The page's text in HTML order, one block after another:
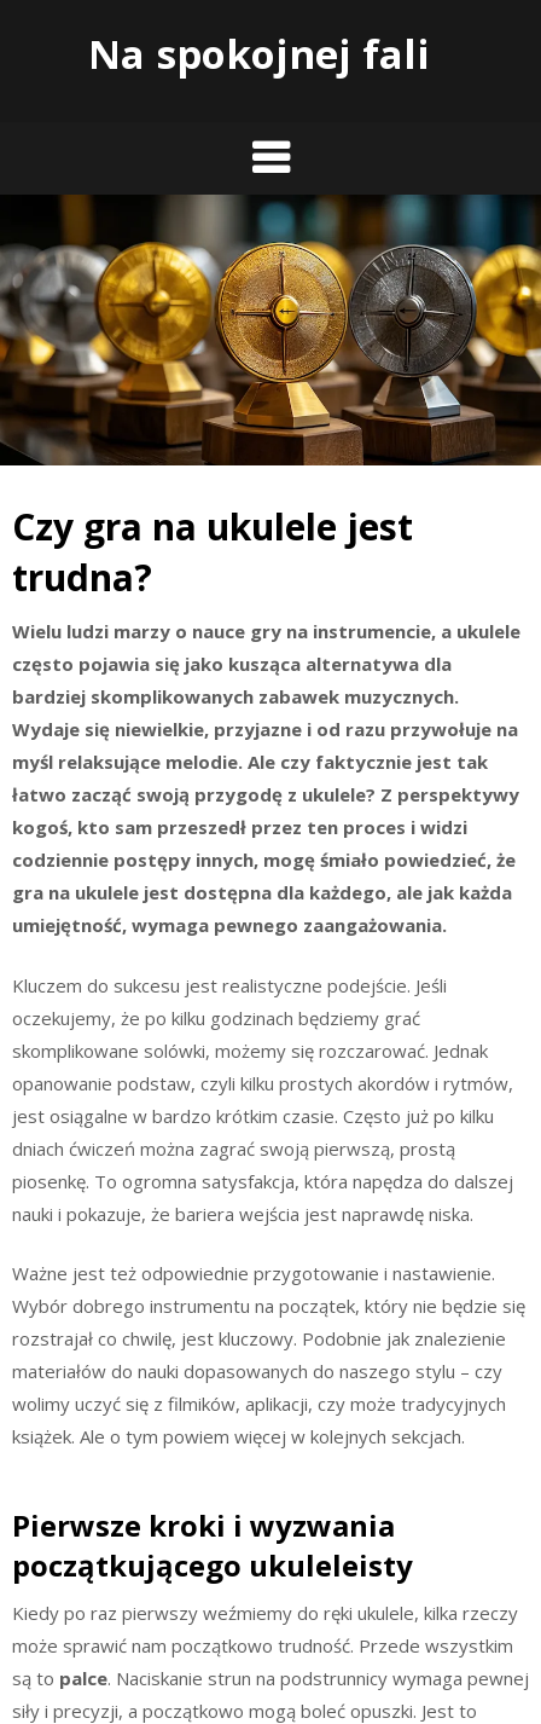
Na spokojnej fali
Czy gra na ukulele jest
trudna?
Wielu ludzi marzy o nauce gry na instrumencie, a ukulele
często pojawia się jako kusząca alternatywa dla
bardziej skomplikowanych zabawek muzycznych.
Wydaje się niewielkie, przyjazne i od razu przywołuje na
myśl relaksujące melodie. Ale czy faktycznie jest tak
łatwo zacząć swoją przygodę z ukulele? Z perspektywy
kogoś, kto sam przeszedł przez ten proces i widzi
codziennie postępy innych, mogę śmiało powiedzieć, że
gra na ukulele jest dostępna dla każdego, ale jak każda
umiejętność, wymaga pewnego zaangażowania.
Kluczem do sukcesu jest realistyczne podejście. Jeśli
oczekujemy, że po kilku godzinach będziemy grać
skomplikowane solówki, możemy się rozczarować. Jednak
opanowanie podstaw, czyli kilku prostych akordów i rytmów,
jest osiągalne w bardzo krótkim czasie. Często już po kilku
dniach ćwiczeń można zagrać swoją pierwszą, prostą
piosenkę. To ogromna satysfakcja, która napędza do dalszej
nauki i pokazuje, że bariera wejścia jest naprawdę niska.
Ważne jest też odpowiednie przygotowanie i nastawienie.
Wybór dobrego instrumentu na początek, który nie będzie się
rozstrajał co chwilę, jest kluczowy. Podobnie jak znalezienie
materiałów do nauki dopasowanych do naszego stylu – czy
wolimy uczyć się z filmików, aplikacji, czy może tradycyjnych
książek. Ale o tym powiem więcej w kolejnych sekcjach.
Pierwsze kroki i wyzwania
początkującego ukuleleisty
Kiedy po raz pierwszy weźmiemy do ręki ukulele, kilka rzeczy
może sprawić nam początkowo trudność. Przede wszystkim
są to palce. Naciskanie strun na podstrunnicy wymaga pewnej
siły i precyzji, a początkowo mogą boleć opuszki. Jest to